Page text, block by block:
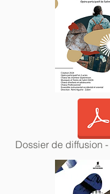
Dossier de diffusion